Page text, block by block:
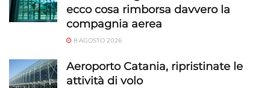
Funzionalità Sempre attivo
Abbinare e combinare dati provenienti da altre
fonti di dati, Collegare diversi dispositivi,
trasmesse automaticamente.
ecco cosa rimborsa davvero la
compagnia aerea
8 AGOSTO 2026
Aeroporto Catania, ripristinate le
attività di volo